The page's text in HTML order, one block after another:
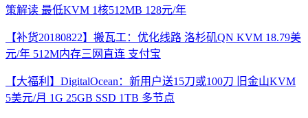
策解读 最低KVM 1核512MB 128元/年
【补货20180822】搬瓦工：优化线路 洛杉矶QN KVM 18.79美
元/年 512M内存三网直连 支付宝
【大福利】DigitalOcean：新用户送15刀或100刀 旧金山KVM
5美元/月 1G 25GB SSD 1TB 多节点